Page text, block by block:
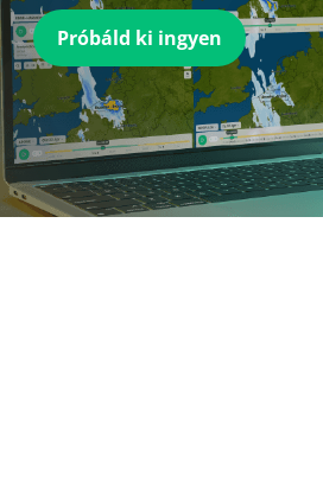
Próbáld ki ingyen